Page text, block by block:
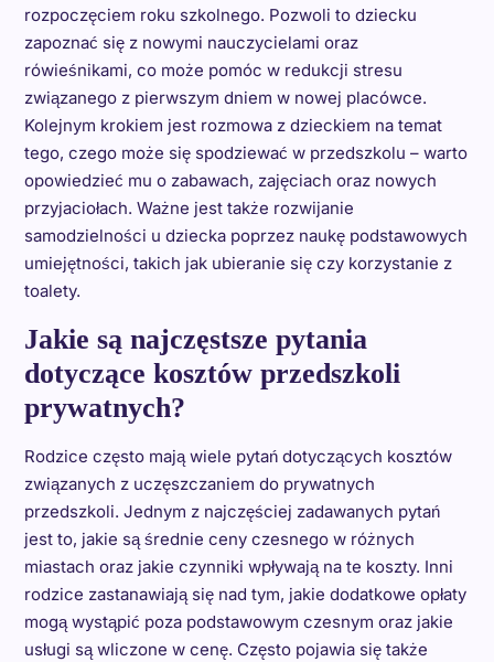
rozpoczęciem roku szkolnego. Pozwoli to dziecku
zapoznać się z nowymi nauczycielami oraz
rówieśnikami, co może pomóc w redukcji stresu
związanego z pierwszym dniem w nowej placówce.
Kolejnym krokiem jest rozmowa z dzieckiem na temat
tego, czego może się spodziewać w przedszkolu – warto
opowiedzieć mu o zabawach, zajęciach oraz nowych
przyjaciołach. Ważne jest także rozwijanie
samodzielności u dziecka poprzez naukę podstawowych
umiejętności, takich jak ubieranie się czy korzystanie z
toalety.
Jakie są najczęstsze pytania
dotyczące kosztów przedszkoli
prywatnych?
Rodzice często mają wiele pytań dotyczących kosztów
związanych z uczęszczaniem do prywatnych
przedszkoli. Jednym z najczęściej zadawanych pytań
jest to, jakie są średnie ceny czesnego w różnych
miastach oraz jakie czynniki wpływają na te koszty. Inni
rodzice zastanawiają się nad tym, jakie dodatkowe opłaty
mogą wystąpić poza podstawowym czesnym oraz jakie
usługi są wliczone w cenę. Często pojawia się także